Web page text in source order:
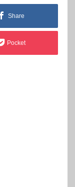
Share
Pocket